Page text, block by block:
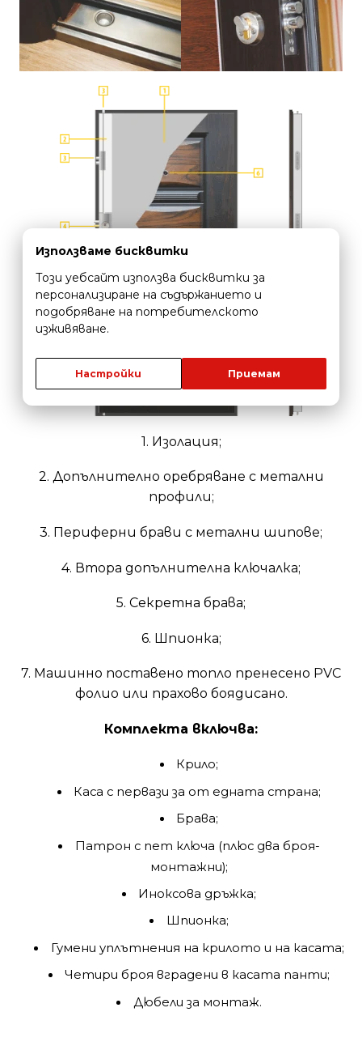
1. Изолация;
2. Допълнително оребряване с метални
профили;
3. Периферни брави с метални шипове;
4. Втора допълнителна ключалка;
5. Секретна брава;
6. Шпионка;
7. Машинно поставено топло пренесено PVC
фолио или прахово боядисано.
Комплекта включва:
Крило;
Каса с первази за от едната страна;
Брава;
Патрон с пет ключа (плюс два броя-
монтажни);
Иноксова дръжка;
Шпионка;
Гумени уплътнeния на крилото и на касата;
Четири броя вградени в касата панти;
Дюбели за монтаж.
Използваме бисквитки
Този уебсайт използва бисквитки за
персонализиране на съдържанието и
подобряване на потребителското
изживяване.
Настройки Приемам